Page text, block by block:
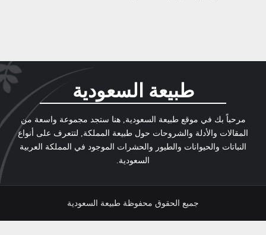
طبيعة السعودية
مرحباً بك في موقع طبيعة السعودية, هنا ستجد مجموعة واسعة من
المقالات والأدلة والشروحات حول طبيعة المملكة, لتتعرف على أنواع
النباتات والحيوانات والطيور والحشرات الموجود في المملكة العربية
السعودية.
جميع الحقوق محفوظة طبيعة السعودية